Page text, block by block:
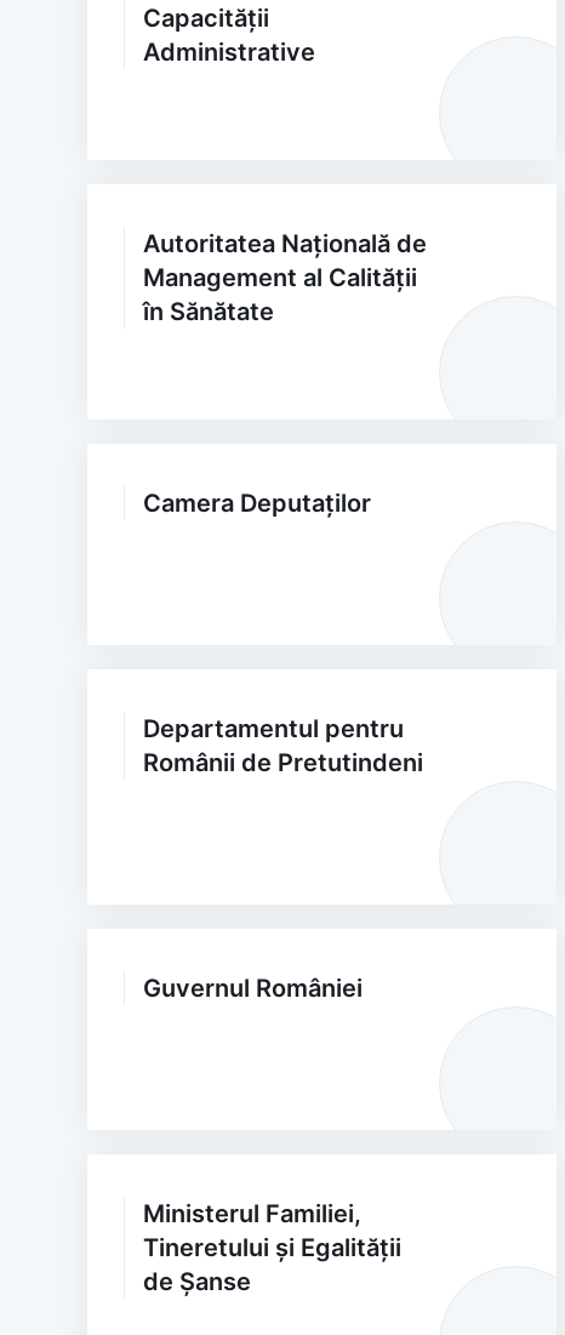
Capacității
Administrative
Autoritatea Națională de
Management al Calității
în Sănătate
Camera Deputaților
Departamentul pentru
Românii de Pretutindeni
Guvernul României
Ministerul Familiei,
Tineretului și Egalității
de Șanse